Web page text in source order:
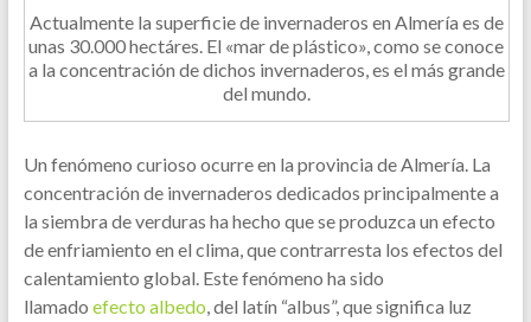
Actualmente la superficie de invernaderos en Almería es de
unas 30.000 hectáres. El «mar de plástico», como se conoce
a la concentración de dichos invernaderos, es el más grande
del mundo.
Un fenómeno curioso ocurre en la provincia de Almería. La
concentración de invernaderos dedicados principalmente a
la siembra de verduras ha hecho que se produzca un efecto
de enfriamiento en el clima, que contrarresta los efectos del
calentamiento global. Este fenómeno ha sido
llamado efecto albedo, del latín “albus”, que significa luz